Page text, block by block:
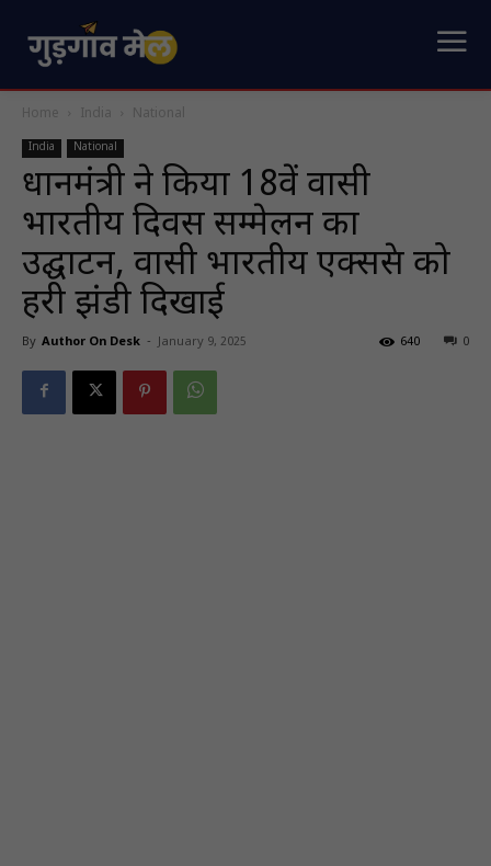
Home India National
India National
प्रधानमंत्री ने किया 18वें प्रवासी
भारतीय दिवस सम्मेलन का
उद्घाटन, प्रवासी भारतीय एक्सप्रेस को
हरी झंडी दिखाई
By Author On Desk - January 9, 2025 0
640